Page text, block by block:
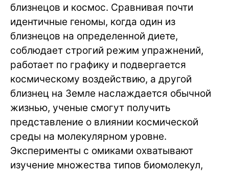
близнецов и космос. Сравнивая почти
идентичные геномы, когда один из
близнецов на определенной диете,
соблюдает строгий режим упражнений,
работает по графику и подвергается
космическому воздействию, а другой
близнец на Земле наслаждается обычной
жизнью, ученые смогут получить
представление о влиянии космической
среды на молекулярном уровне.
Эксперименты с омиками охватывают
изучение множества типов биомолекул,